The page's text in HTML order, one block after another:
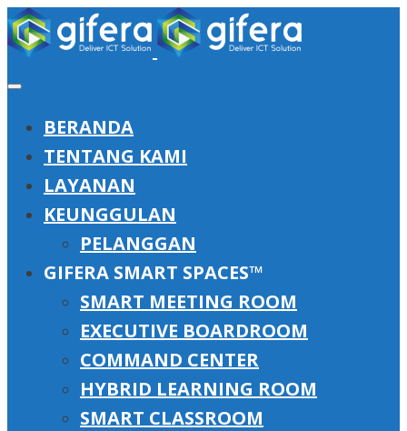
BERANDA
TENTANG KAMI
LAYANAN
KEUNGGULAN
PELANGGAN
GIFERA SMART SPACES™
SMART MEETING ROOM
EXECUTIVE BOARDROOM
COMMAND CENTER
HYBRID LEARNING ROOM
SMART CLASSROOM